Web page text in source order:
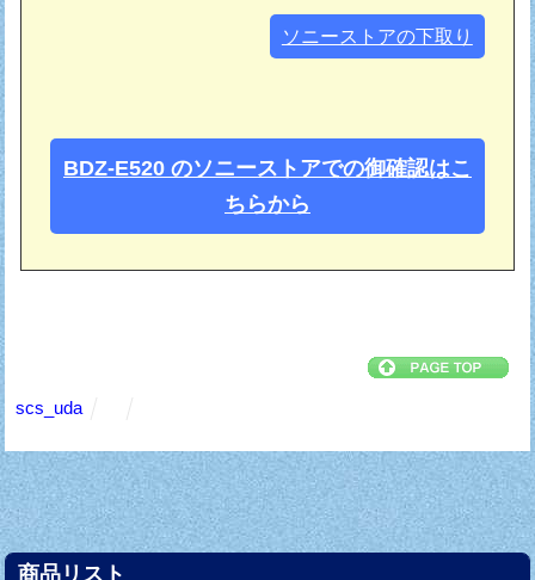
ソニーストアの下取り
BDZ-E520 のソニーストアでの御確認はこ
ちらから
scs_uda
商品リスト